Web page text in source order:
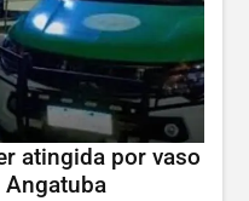
atingida por vaso